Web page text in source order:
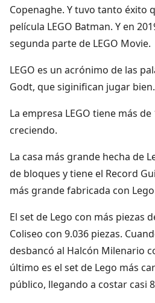
Copenaghe. Y tuvo tanto éxito
película LEGO Batman. Y en
segunda parte de LEGO Movie.
LEGO es un acrónimo de las
Godt, que siginifican jugar bien.
La empresa LEGO tiene más
creciendo.
La casa más grande hecha de
de bloques y tiene el Record
más grande fabricada con
El set de Lego con más piezas
Coliseo con 9.036 piezas.
desbancó al Halcón Milenario
último es el set de Lego más
público, llegando a costar casi